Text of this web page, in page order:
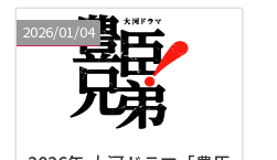
2026/01/04